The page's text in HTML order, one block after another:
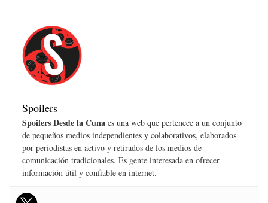
Spoilers
Spoilers Desde la Cuna es una web que pertenece a un conjunto
de pequeños medios independientes y colaborativos, elaborados
por periodistas en activo y retirados de los medios de
comunicación tradicionales. Es gente interesada en ofrecer
información útil y confiable en internet.